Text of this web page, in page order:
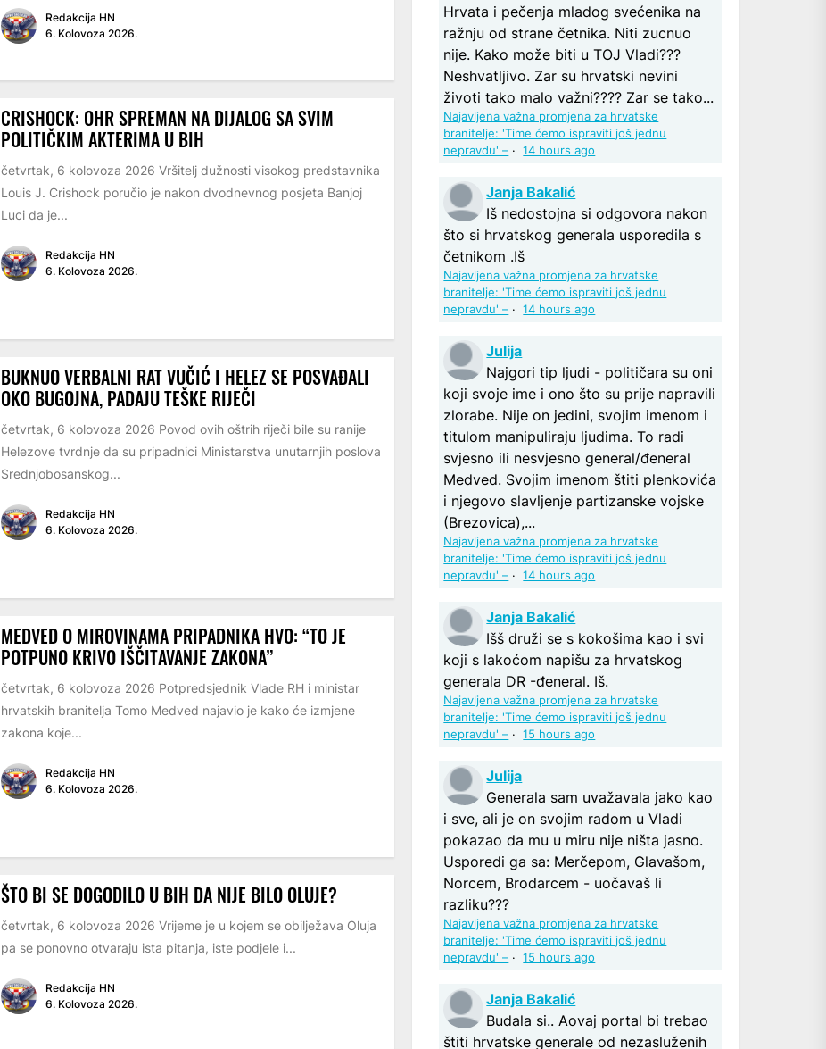
Redakcija HN
6. Kolovoza 2026.
CRISHOCK: OHR SPREMAN NA DIJALOG SA SVIM
POLITIČKIM AKTERIMA U BIH
četvrtak, 6 kolovoza 2026 Vršitelj dužnosti visokog predstavnika
Louis J. Crishock poručio je nakon dvodnevnog posjeta Banjoj
Luci da je...
Redakcija HN
6. Kolovoza 2026.
BUKNUO VERBALNI RAT VUČIĆ I HELEZ SE POSVAĐALI
OKO BUGOJNA, PADAJU TEŠKE RIJEČI
četvrtak, 6 kolovoza 2026 Povod ovih oštrih riječi bile su ranije
Helezove tvrdnje da su pripadnici Ministarstva unutarnjih poslova
Srednjobosanskog...
Redakcija HN
6. Kolovoza 2026.
MEDVED O MIROVINAMA PRIPADNIKA HVO: “TO JE
POTPUNO KRIVO IŠČITAVANJE ZAKONA”
četvrtak, 6 kolovoza 2026 Potpredsjednik Vlade RH i ministar
hrvatskih branitelja Tomo Medved najavio je kako će izmjene
zakona koje...
Redakcija HN
6. Kolovoza 2026.
ŠTO BI SE DOGODILO U BIH DA NIJE BILO OLUJE?
četvrtak, 6 kolovoza 2026 Vrijeme je u kojem se obilježava Oluja
pa se ponovno otvaraju ista pitanja, iste podjele i...
Redakcija HN
6. Kolovoza 2026.
Hrvata i pečenja mladog svećenika na
ražnju od strane četnika. Niti zucnuo
nije. Kako može biti u TOJ Vladi???
Neshvatljivo. Zar su hrvatski nevini
životi tako malo važni???? Zar se tako...
Najavljena važna promjena za hrvatske
branitelje: 'Time ćemo ispraviti još jednu
nepravdu' – ·14 hours ago
Janja Bakalić
Iš nedostojna si odgovora nakon
što si hrvatskog generala usporedila s
četnikom .Iš
Najavljena važna promjena za hrvatske
branitelje: 'Time ćemo ispraviti još jednu
nepravdu' – ·14 hours ago
Julija
Najgori tip ljudi - političara su oni
koji svoje ime i ono što su prije napravili
zlorabe. Nije on jedini, svojim imenom i
titulom manipuliraju ljudima. To radi
svjesno ili nesvjesno general/đeneral
Medved. Svojim imenom štiti plenkovića
i njegovo slavljenje partizanske vojske
(Brezovica),...
Najavljena važna promjena za hrvatske
branitelje: 'Time ćemo ispraviti još jednu
nepravdu' – ·14 hours ago
Janja Bakalić
Išš druži se s kokošima kao i svi
koji s lakoćom napišu za hrvatskog
generala DR -đeneral. Iš.
Najavljena važna promjena za hrvatske
branitelje: 'Time ćemo ispraviti još jednu
nepravdu' – ·15 hours ago
Julija
Generala sam uvažavala jako kao
i sve, ali je on svojim radom u Vladi
pokazao da mu u miru nije ništa jasno.
Usporedi ga sa: Merčepom, Glavašom,
Norcem, Brodarcem - uočavaš li
razliku???
Najavljena važna promjena za hrvatske
branitelje: 'Time ćemo ispraviti još jednu
nepravdu' – ·15 hours ago
Janja Bakalić
Budala si.. Aovaj portal bi trebao
štiti hrvatske generale od nezasluženih